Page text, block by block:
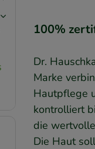
100%
Dr.
Marke
Hautpflege
kontrolliert
die
Die Haut